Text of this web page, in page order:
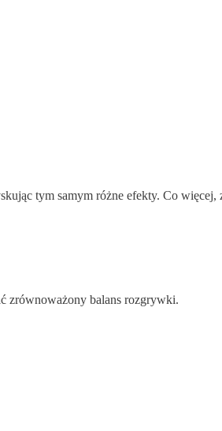
tym samym różne efekty. Co
zrównoważony balans rozgrywki.